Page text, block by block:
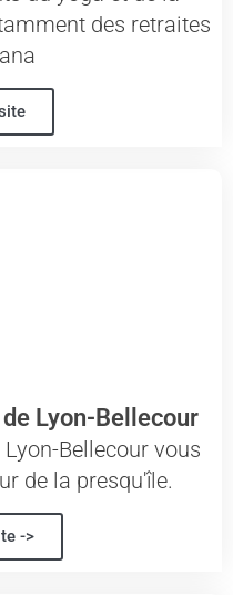
des retraites
Lyon-Bellecour
Bellecour vous
de la presqu'île.
->